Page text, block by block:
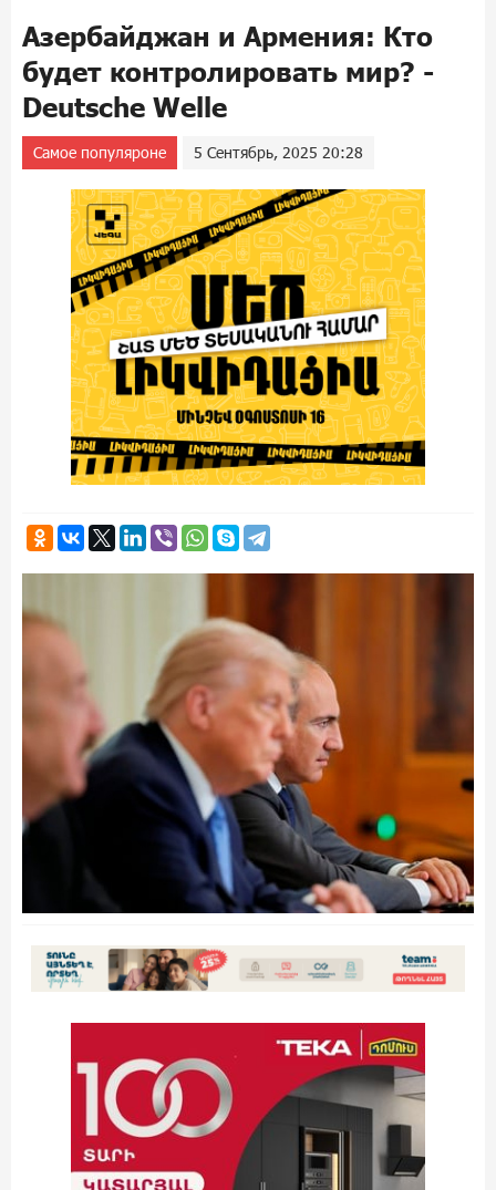
Азербайджан и Армения: Кто
будет контролировать мир? -
Deutsche Welle
Самое популяроне 5 Сентябрь, 2025 20:28